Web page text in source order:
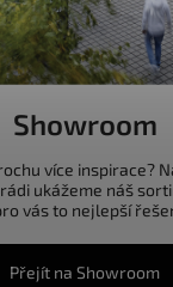
Showroom
více inspirace?
ukážeme náš
vás to nejlepší
Přejít na Showroom